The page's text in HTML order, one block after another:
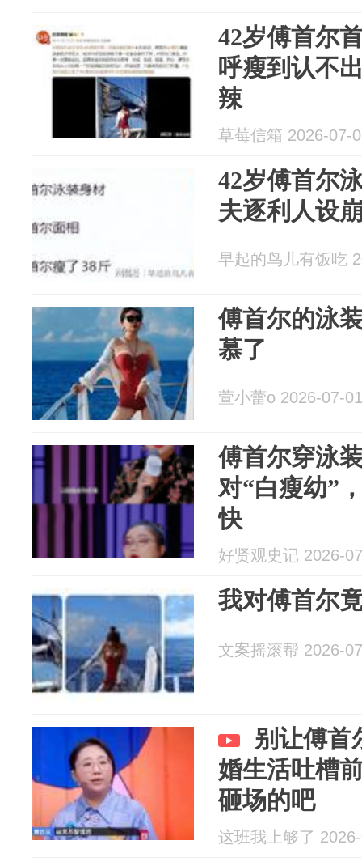
42岁傅首尔
呼瘦到认不
辣
草莓信箱 2026-07-
42岁傅首尔
夫逐利人设
早起的鸟儿有饭吃
傅首尔的泳
慕了
萱小蕾o 2026-07-01
傅首尔穿泳
对“白瘦幼”
快
好贤观史记 2026-
我对傅首尔
文案摇滚帮 2026-
别让傅首
婚生活吐槽
砸场的吧
这班我上够了